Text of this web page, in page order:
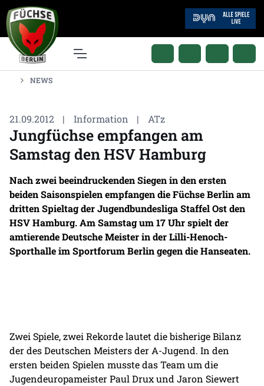
NEWS
21.09.2012 | Information | ATz
Jungfüchse empfangen am
Samstag den HSV Hamburg
Nach zwei beeindruckenden Siegen in den ersten
beiden Saisonspielen empfangen die Füchse Berlin am
dritten Spieltag der Jugendbundesliga Staffel Ost den
HSV Hamburg. Am Samstag um 17 Uhr spielt der
amtierende Deutsche Meister in der Lilli-Henoch-
Sporthalle im Sportforum Berlin gegen die Hanseaten.
Zwei Spiele, zwei Rekorde lautet die bisherige Bilanz
der des Deutschen Meisters der A-Jugend. In den
ersten beiden Spielen musste das Team um die
Jugendeuropameister Paul Drux und Jaron Siewert